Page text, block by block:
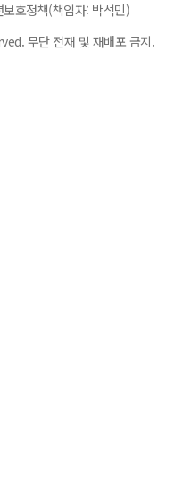
보호정책(책임자: 박석민)
무단 전재 및 재배포 금지.